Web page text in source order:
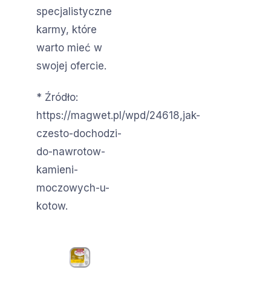
specjalistyczne
karmy, które
warto mieć w
swojej ofercie.
* Źródło:
https://magwet.pl/wpd/24618,jak-
czesto-dochodzi-
do-nawrotow-
kamieni-
moczowych-u-
kotow.